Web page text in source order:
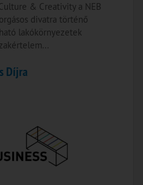
& Creativity a NEB
divatra történő
lakókörnyezetek
Díjra